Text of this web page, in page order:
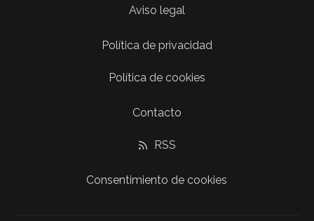
Aviso legal
Política de privacidad
Política de cookies
Contacto
RSS
Consentimiento de cookies